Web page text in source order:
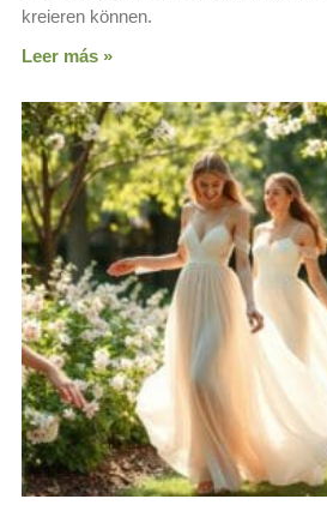
kreieren können.
Leer más »